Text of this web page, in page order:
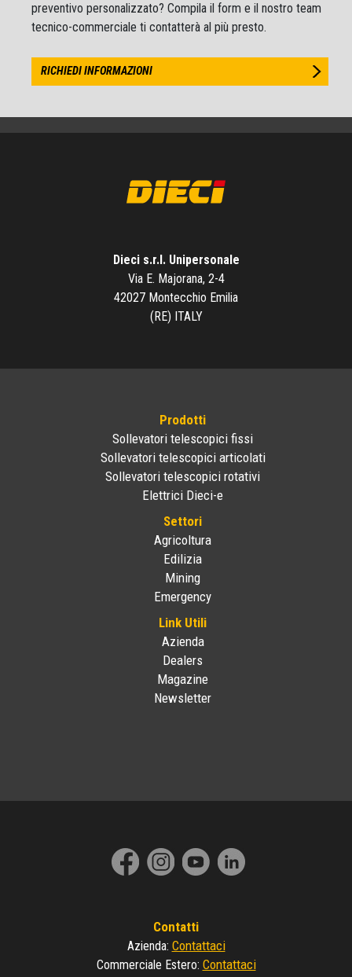
preventivo personalizzato? Compila il form e il nostro team
tecnico-commerciale ti contatterà al più presto.
RICHIEDI INFORMAZIONI
Dieci s.r.l. Unipersonale
Via E. Majorana, 2-4
42027 Montecchio Emilia
(RE) ITALY
Prodotti
Sollevatori telescopici fissi
Sollevatori telescopici articolati
Sollevatori telescopici rotativi
Elettrici Dieci-e
Settori
Agricoltura
Edilizia
Mining
Emergency
Link Utili
Azienda
Dealers
Magazine
Newsletter
Contatti
Azienda: Contattaci
Commerciale Estero: Contattaci